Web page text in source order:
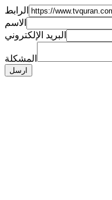
الرابط
الاسم
البريد الإلكتروني
المشكلة
ارسل